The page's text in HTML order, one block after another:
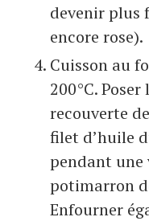
devenir plus
encore rose).
Cuisson au
200°C.
recouverte
filet d’huile
pendant une
potimarron
Enfourner